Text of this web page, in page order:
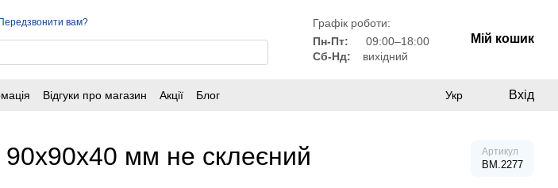
Передзвонити вам?
Графік роботи:
Пн-Пт:
09:00–18:00
Сб-Нд:
вихідний
Мій кошик
Відгуки про магазин Акції
Блог
Укр Вхід
90х90х40 мм не склеєний Артикул
BM.2277